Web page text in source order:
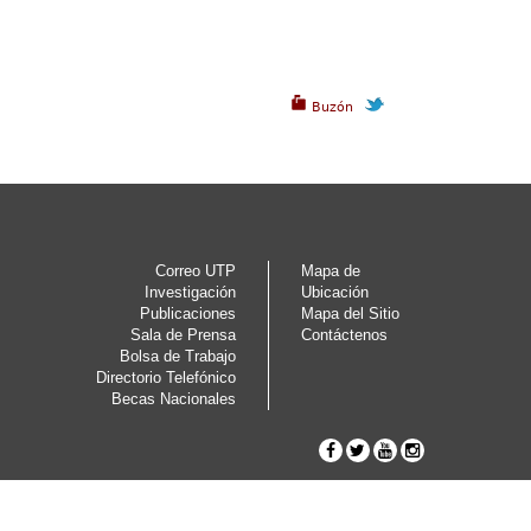
Buzón
Correo UTP
Investigación
Publicaciones
Sala de Prensa
Bolsa de Trabajo
Directorio Telefónico
Becas Nacionales
Mapa de
Ubicación
Mapa del Sitio
Contáctenos